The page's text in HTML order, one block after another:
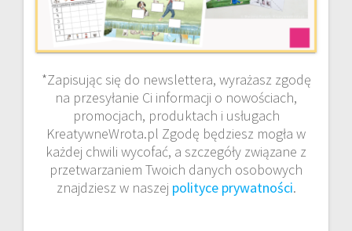
*Zapisując się do newslettera, wyrażasz zgodę
na przesyłanie Ci informacji o nowościach,
promocjach, produktach i usługach
KreatywneWrota.pl Zgodę będziesz mogła w
każdej chwili wycofać, a szczegóły związane z
przetwarzaniem Twoich danych osobowych
znajdziesz w naszej polityce prywatności.